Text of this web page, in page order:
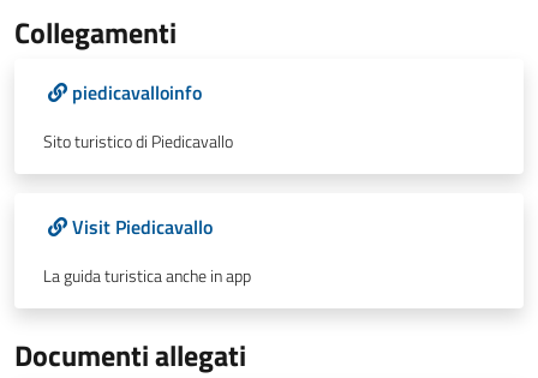
Collegamenti
piedicavalloinfo
Sito turistico di Piedicavallo
Visit Piedicavallo
La guida turistica anche in app
Documenti allegati